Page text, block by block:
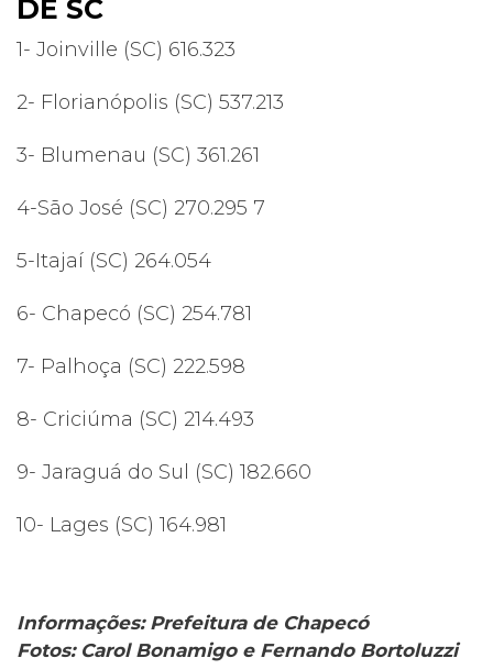
DE SC
1- Joinville (SC) 616.323
2- Florianópolis (SC) 537.213
3- Blumenau (SC) 361.261
4-São José (SC) 270.295 7
5-Itajaí (SC) 264.054
6- Chapecó (SC) 254.781
7- Palhoça (SC) 222.598
8- Criciúma (SC) 214.493
9- Jaraguá do Sul (SC) 182.660
10- Lages (SC) 164.981
Informações: Prefeitura de Chapecó
Fotos: Carol Bonamigo e Fernando Bortoluzzi